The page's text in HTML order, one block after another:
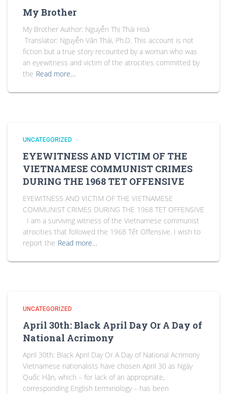
My Brother
My Brother Author: Nguyễn Thị Thái Hoà
Translator: Nguyễn Văn Thái, Ph.D. This account is not
fiction but a true story recounted by a woman who was
an eyewitness and victim of the atrocities committed by
the Read more…
UNCATEGORIZED
EYEWITNESS AND VICTIM OF THE
VIETNAMESE COMMUNIST CRIMES
DURING THE 1968 TET OFFENSIVE
EYEWITNESS AND VICTIM OF THE VIETNAMESE
COMMUNIST CRIMES DURING THE 1968 TET OFFENSIVE
I am a surviving witness of the Vietnamese communist
atrocities that followed the 1968 Tết Offensive. I wish to
report the Read more…
UNCATEGORIZED
April 30th: Black April Day Or A Day of
National Acrimony
April 30th: Black April Day Or A Day of National Acrimony
Vietnamese nationalists have chosen April 30 as Ngày
Quốc Hận, which – for lack of an appropriate,
corresponding English terminology – has been